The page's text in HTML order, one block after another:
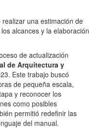
una estimación de
alcances y la elaboración
de actualización
de Arquitectura y
Este trabajo buscó
de pequeña escala,
y reconocer los
como posibles
permitió redefinir las
del manual.